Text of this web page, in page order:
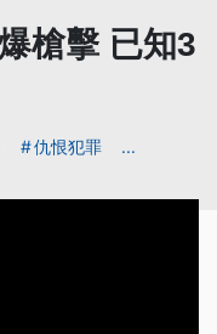
槍擊 已知3
仇恨犯罪 ...